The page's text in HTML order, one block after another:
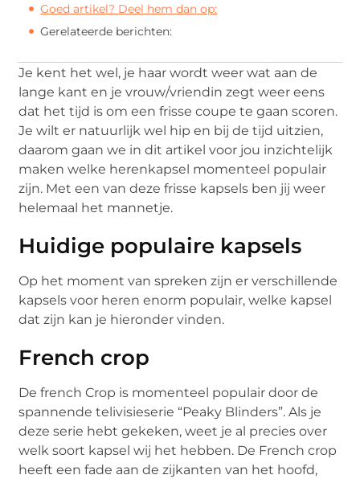
Goed artikel? Deel hem dan op:
Gerelateerde berichten:
Je kent het wel, je haar wordt weer wat aan de
lange kant en je vrouw/vriendin zegt weer eens
dat het tijd is om een frisse coupe te gaan scoren.
Je wilt er natuurlijk wel hip en bij de tijd uitzien,
daarom gaan we in dit artikel voor jou inzichtelijk
maken welke herenkapsel momenteel populair
zijn. Met een van deze frisse kapsels ben jij weer
helemaal het mannetje.
Huidige populaire kapsels
Op het moment van spreken zijn er verschillende
kapsels voor heren enorm populair, welke kapsel
dat zijn kan je hieronder vinden.
French crop
De french Crop is momenteel populair door de
spannende telivisieserie “Peaky Blinders”. Als je
deze serie hebt gekeken, weet je al precies over
welk soort kapsel wij het hebben. De French crop
heeft een fade aan de zijkanten van het hoofd,